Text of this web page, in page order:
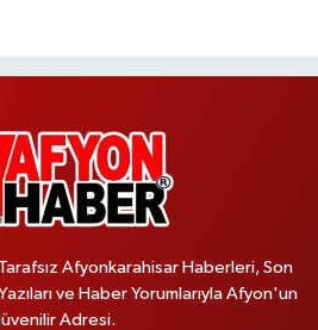
Afyonkarahisar Haberleri, Son
ve Haber Yorumlarıyla Afyon'un
Adresi.